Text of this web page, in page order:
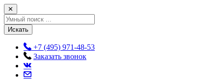
✕
Искать
+7 (495) 971-48-53
Заказать звонок